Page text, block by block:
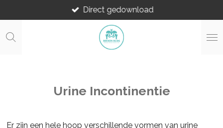
direct
naar
Direct gedownload
Urine Incontinentie
Er zijn een hele hoop verschillende vormen van urine